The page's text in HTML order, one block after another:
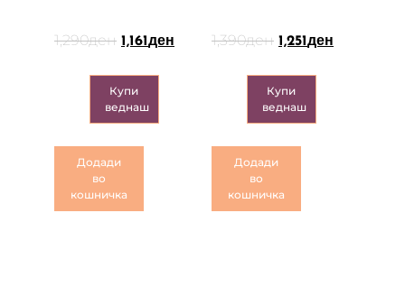
1,290ден 1,161ден
Купи
веднаш
Додади
во
кошничка
1,390ден 1,251ден
Купи
веднаш
Додади
во
кошничка